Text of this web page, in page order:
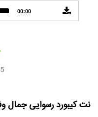
Audio
Player
00:00
5
نت کیبورد رسوایی جمال